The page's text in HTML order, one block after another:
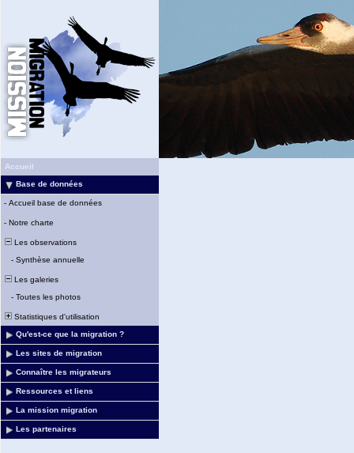
Accueil
Base de données
- Accueil base de données
- Notre charte
Les observations
- Synthèse annuelle
Les galeries
- Toutes les photos
Statistiques d'utilisation
Qu'est-ce que la migration ?
Les sites de migration
Connaître les migrateurs
Ressources et liens
La mission migration
Les partenaires